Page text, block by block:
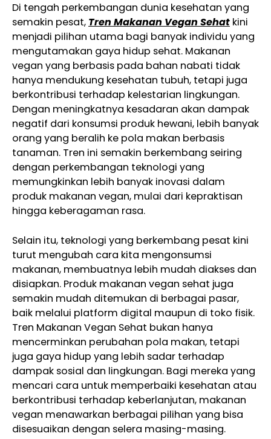
Di tengah perkembangan dunia kesehatan yang
semakin pesat, Tren Makanan Vegan Sehat kini
menjadi pilihan utama bagi banyak individu yang
mengutamakan gaya hidup sehat. Makanan
vegan yang berbasis pada bahan nabati tidak
hanya mendukung kesehatan tubuh, tetapi juga
berkontribusi terhadap kelestarian lingkungan.
Dengan meningkatnya kesadaran akan dampak
negatif dari konsumsi produk hewani, lebih banyak
orang yang beralih ke pola makan berbasis
tanaman. Tren ini semakin berkembang seiring
dengan perkembangan teknologi yang
memungkinkan lebih banyak inovasi dalam
produk makanan vegan, mulai dari kepraktisan
hingga keberagaman rasa.
Selain itu, teknologi yang berkembang pesat kini
turut mengubah cara kita mengonsumsi
makanan, membuatnya lebih mudah diakses dan
disiapkan. Produk makanan vegan sehat juga
semakin mudah ditemukan di berbagai pasar,
baik melalui platform digital maupun di toko fisik.
Tren Makanan Vegan Sehat bukan hanya
mencerminkan perubahan pola makan, tetapi
juga gaya hidup yang lebih sadar terhadap
dampak sosial dan lingkungan. Bagi mereka yang
mencari cara untuk memperbaiki kesehatan atau
berkontribusi terhadap keberlanjutan, makanan
vegan menawarkan berbagai pilihan yang bisa
disesuaikan dengan selera masing-masing.